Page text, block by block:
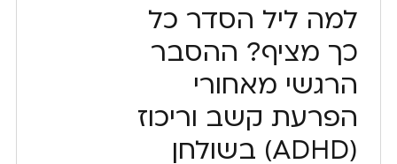
למה ליל הסדר כל
כך מציף? ההסבר
הרגשי מאחורי
הפרעת קשב וריכוז
(ADHD) בשולחן